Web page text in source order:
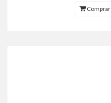
Comprar